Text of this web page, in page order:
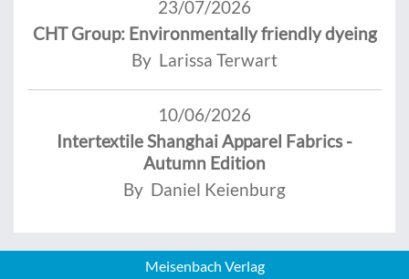
23/07/2026
CHT Group: Environmentally friendly dyeing
By Larissa Terwart
10/06/2026
Intertextile Shanghai Apparel Fabrics -
Autumn Edition
By Daniel Keienburg
Meisenbach Verlag